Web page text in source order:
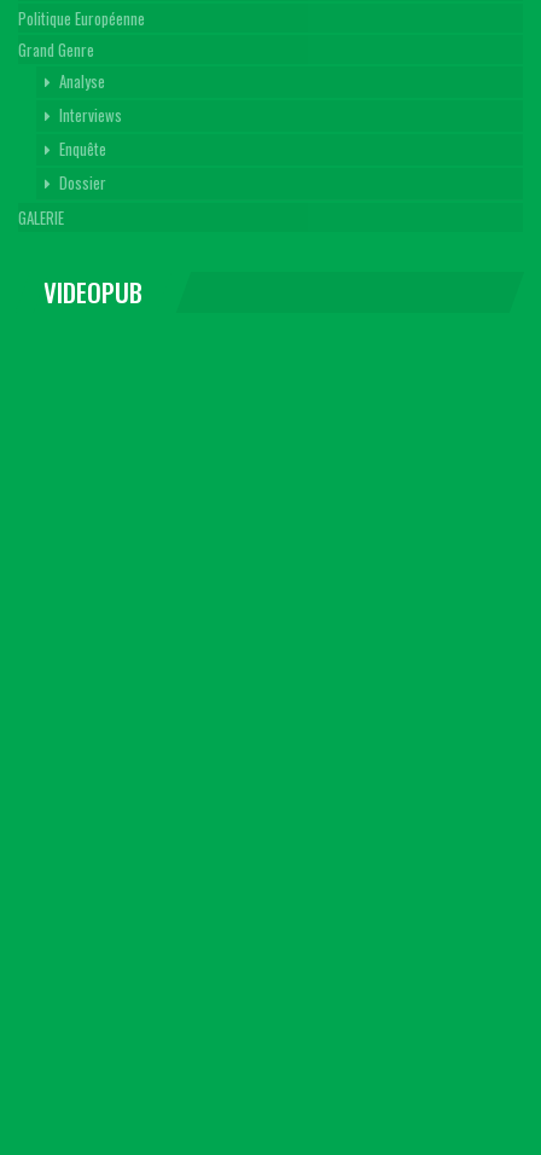
Politique Européenne
Grand Genre
Analyse
Interviews
Enquête
Dossier
GALERIE
VIDEOPUB